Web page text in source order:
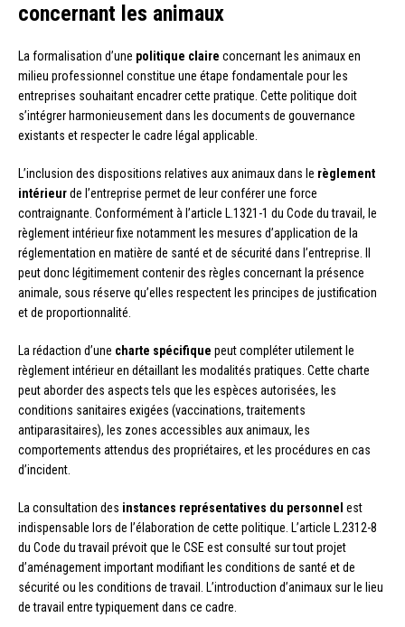
concernant les animaux
La formalisation d’une politique claire concernant les animaux en
milieu professionnel constitue une étape fondamentale pour les
entreprises souhaitant encadrer cette pratique. Cette politique doit
s’intégrer harmonieusement dans les documents de gouvernance
existants et respecter le cadre légal applicable.
L’inclusion des dispositions relatives aux animaux dans le règlement
intérieurde l’entreprise permet de leur conférer une force
contraignante. Conformément à l’article L.1321-1 du Code du travail, le
règlement intérieur fixe notamment les mesures d’application de la
réglementation en matière de santé et de sécurité dans l’entreprise. Il
peut donc légitimement contenir des règles concernant la présence
animale, sous réserve qu’elles respectent les principes de justification
et de proportionnalité.
La rédaction d’une charte spécifique peut compléter utilement le
règlement intérieur en détaillant les modalités pratiques. Cette charte
peut aborder des aspects tels que les espèces autorisées, les
conditions sanitaires exigées (vaccinations, traitements
antiparasitaires), les zones accessibles aux animaux, les
comportements attendus des propriétaires, et les procédures en cas
d’incident.
La consultation des instances représentatives du personnel est
indispensable lors de l’élaboration de cette politique. L’article L.2312-8
du Code du travail prévoit que le CSE est consulté sur tout projet
d’aménagement important modifiant les conditions de santé et de
sécurité ou les conditions de travail. L’introduction d’animaux sur le lieu
de travail entre typiquement dans ce cadre.